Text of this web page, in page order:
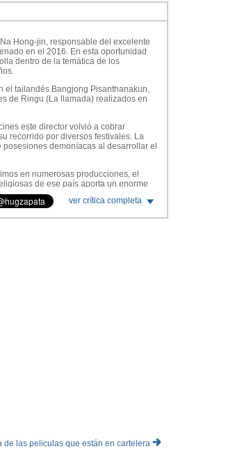
Hong-jin, responsable del excelente
en el 2016. En esta oportunidad
dentro de la temática de los
el tailandés Bangjong Pisanthanakun,
de Ringu (La llamada) realizados en
este director volvió a cobrar
recorrido por diversos festivales. La
demoníacas al desarrollar el
en numerosas producciones, el
de ese país aporta un enorme
de Isam, quien habría sido poseída
ver crítica completa
de las peliculas que están en cartelera